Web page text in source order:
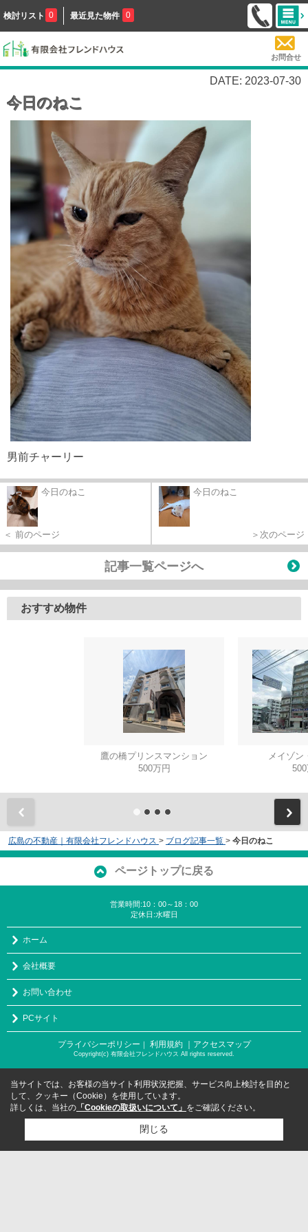
検討リスト 0 最近見た物件 0
お問合せ
DATE: 2023-07-30
今日のねこ
男前チャーリー
今日のねこ
＜ 前のページ
今日のねこ
＞次のページ
記事一覧ページへ
おすすめ物件
鷹の橋プリンスマンション
500万円
メイゾン
広島の不動産｜有限会社フレンドハウス > ブログ記事一覧 > 今日のねこ
ページトップに戻る
営業時間:10：00～18：00
定休日:水曜日
ホーム
会社概要
お問い合わせ
PCサイト
プライバシーポリシー 利用規約 ｜アクセスマップ
Copyright(c) 有限会社フレンドハウス All rights reserved.
当サイトでは、お客様の当サイト利用状況把握、サービス向上検討を目的と
して、クッキー（Cookie）を使用しています。
詳しくは、当社の 「Cookieの取扱いについて」 をご確認ください。
閉じる